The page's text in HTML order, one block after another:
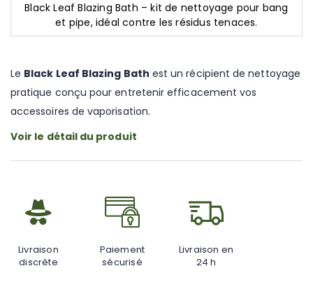
Black Leaf Blazing Bath – kit de nettoyage pour bang
et pipe, idéal contre les résidus tenaces.
the
beginning
of
the
images
gallery
Le Black Leaf Blazing Bath est un récipient de nettoyage
pratique conçu pour entretenir efficacement vos
accessoires de vaporisation.
Voir le détail du produit
Livraison
discrète
Paiement
sécurisé
Livraison en
24 h